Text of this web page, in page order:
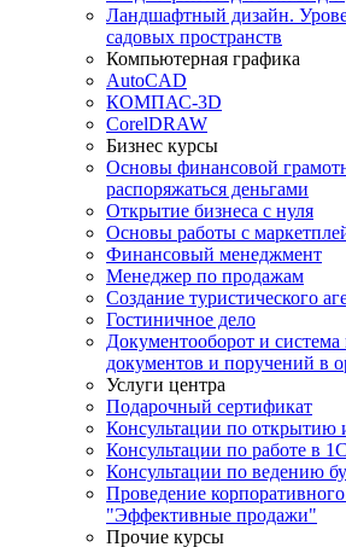
Ландшафтный дизайн.
садовых пространств
Компьютерная графика
AutoCAD
КОМПАС-3D
CorelDRAW
Бизнес курсы
Основы финансовой
распоряжаться деньгами
Открытие бизнеса с нуля
Основы работы с
Финансовый менеджмент
Менеджер по продажам
Создание туристического
Гостиничное дело
Документооборот и
документов и поручений в
Услуги центра
Подарочный сертификат
Консультации по открытию
Консультации по работе в 1С
Консультации по ведению
Проведение
"Эффективные продажи"
Прочие курсы